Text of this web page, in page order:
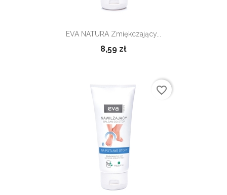
EVA NATURA Zmiękczający...
8,59 zł
favorite_border